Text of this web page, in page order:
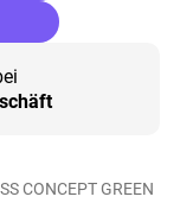
CONCEPT GREEN